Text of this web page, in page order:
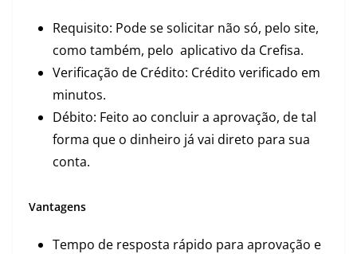
Requisito: Pode se solicitar não só, pelo site,
como também, pelo aplicativo da Crefisa.
Verificação de Crédito: Crédito verificado em
minutos.
Débito: Feito ao concluir a aprovação, de tal
forma que o dinheiro já vai direto para sua
conta.
Vantagens
Tempo de resposta rápido para aprovação e